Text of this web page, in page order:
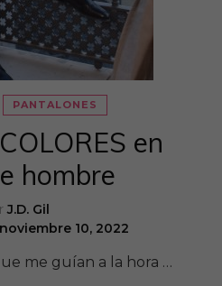
PANTALONES
en
hombre
J.D. Gil
noviembre 10, 2022
me guían a la hora …